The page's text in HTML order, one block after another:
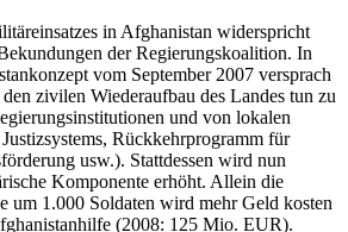
in Afghanistan widerspricht
der Regierungskoalition. In
vom September 2007 versprach
zivilen Wiederaufbau des Landes tun zu
und von lokalen
Rückkehrprogramm für
usw.). Stattdessen wird nun
Komponente erhöht. Allein die
um 1.000 Soldaten wird mehr Geld kosten
(2008: 125 Mio. EUR).